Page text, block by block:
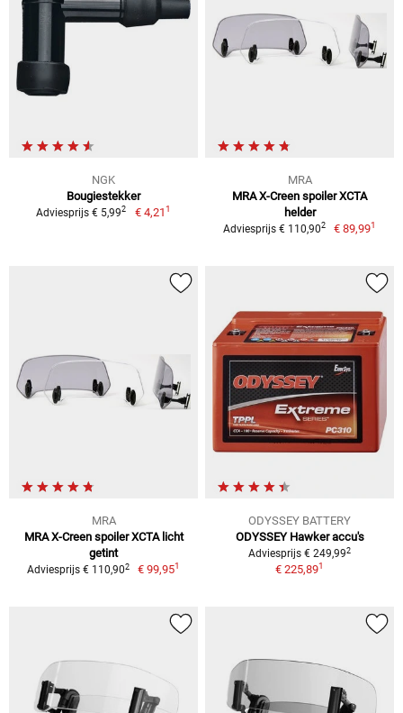
NGK
Bougiestekker
Adviesprijs € 5,992 € 4,211
MRA
MRA X-Creen spoiler XCTA
helder
Adviesprijs € 110,902 € 89,991
MRA
MRA X-Creen spoiler XCTA licht
getint
Adviesprijs € 110,902 € 99,951
ODYSSEY BATTERY
ODYSSEY Hawker accu's
Adviesprijs € 249,992
€ 225,891